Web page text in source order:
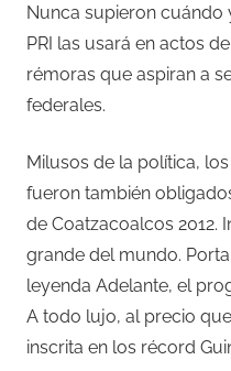
Nunca supieron cuándo
PRI las usará en actos
rémoras que aspiran a
federales.
Milusos de la política,
fueron también
de Coatzacoalcos 2012.
grande del mundo.
leyenda Adelante, el
A todo lujo, al precio
inscrita en los récord